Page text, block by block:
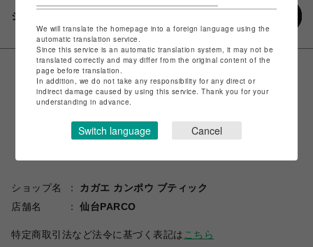
シェアする
ショップ名
カガエ カンポウ ブティック
店舗名
仙台PARCO
特定商取引法など法令に基づく表記は こちら
We will translate the homepage into a foreign language using the
automatic translation service.
Since this service is an automatic translation system, it may not be
translated correctly and may differ from the original content of the
page before translation.
In addition, we do not take any responsibility for any direct or
indirect damage caused by using this service. Thank you for your
understanding in advance.
Switch language Cancel